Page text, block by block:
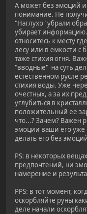
А может без эмоций и
понимание. Не
"Наглухо" убрали
убирает информацию.
относитесь к месту
лесу или в ёмкости с
таже стихия огня.
"вводные" на суть
естественном русле
стихия воды. Уже
очестных, а за их
углубиться в
положительный её
что...? Зачем? Важен
эмоции ваши его уже
делать его без
PS: в некоторых
предпочтений, ни
намерение и
PPS: в тот момент,
оскорбляйте руны
деле начали